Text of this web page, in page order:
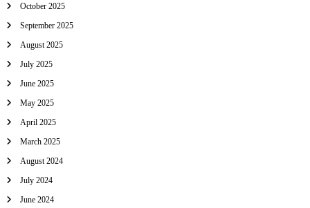
October 2025
September 2025
August 2025
July 2025
June 2025
May 2025
April 2025
March 2025
August 2024
July 2024
June 2024